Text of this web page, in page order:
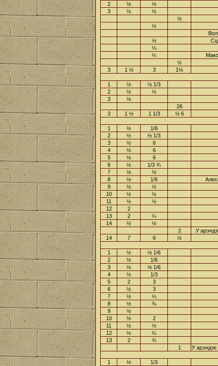
2
½
½
3
½
½
½
½
½
¼
¼
½
3
1 ½ 3 1½
1 ½
½ 1/3
2
½
½
3
½
26
3
1 ½ 1 1/3 ½ 6
1 ½
1/6
2
½
½ 1/3
3
½
6
4
½
6
5
½
6
6
½
1/3 ¾
7
½
½
8
½ 1/6
9
½
½
10
½
½
11
½
½
12
2
13
2
¼
14
½
½
2
У
14
7 6 ½
1 ½
½ 1/6
2
½
1/6
3
½
½ 1/6
4
½
1/3
5
2
3
6
½
3
7
½
¼
8
½
¾
9
½
10
½
2
11
½
½
12
½
¼
13
2
¾
1
У арэндзе
1 ½
1/3